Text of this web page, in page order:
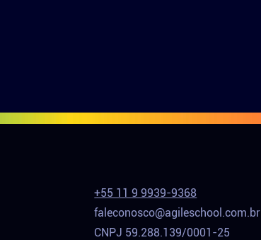
+55 11 9 9939-9368
faleconosco@agileschool.com.br
CNPJ 59.288.139/0001-25